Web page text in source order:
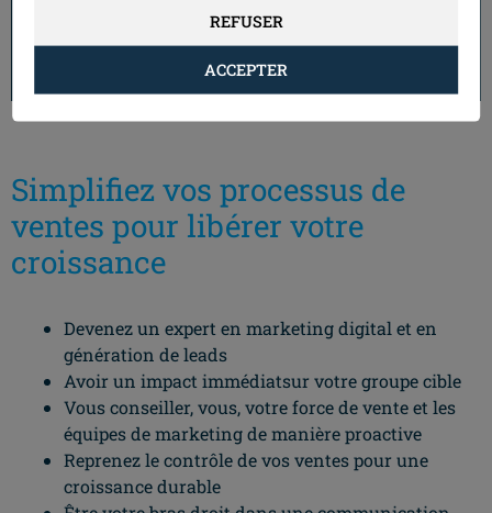
nous
Simplifiez vos processus de
ventes pour libérer votre
croissance
Devenez un expert en marketing digital et en
génération de leads
Avoir un impact immédiatsur votre groupe cible
Vous conseiller, vous, votre force de vente et les
équipes de marketing de manière proactive
Reprenez le contrôle de vos ventes pour une
croissance durable
REFUSER
ACCEPTER